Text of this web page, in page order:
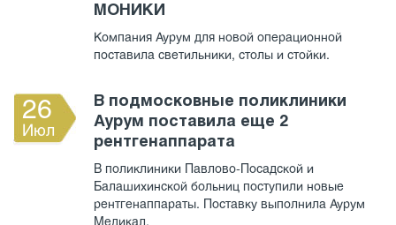
МОНИКИ
Компания Аурум для новой операционной
поставила светильники, столы и стойки.
26
Июл
В подмосковные поликлиники
Аурум поставила еще 2
рентгенаппарата
В поликлиники Павлово-Посадской и
Балашихинской больниц поступили новые
рентгенаппараты. Поставку выполнила Аурум
Медикал.